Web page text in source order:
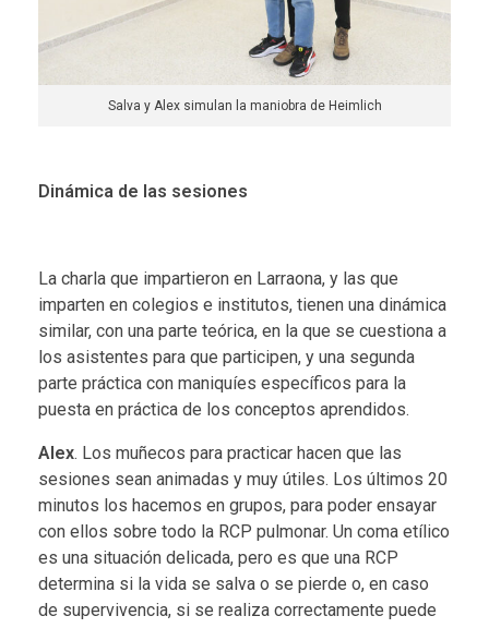
Salva y Alex simulan la maniobra de Heimlich
Dinámica de las sesiones
La charla que impartieron en Larraona, y las que
imparten en colegios e institutos, tienen una dinámica
similar, con una parte teórica, en la que se cuestiona a
los asistentes para que participen, y una segunda
parte práctica con maniquíes específicos para la
puesta en práctica de los conceptos aprendidos.
Alex. Los muñecos para practicar hacen que las
sesiones sean animadas y muy útiles. Los últimos 20
minutos los hacemos en grupos, para poder ensayar
con ellos sobre todo la RCP pulmonar. Un coma etílico
es una situación delicada, pero es que una RCP
determina si la vida se salva o se pierde o, en caso
de supervivencia, si se realiza correctamente puede